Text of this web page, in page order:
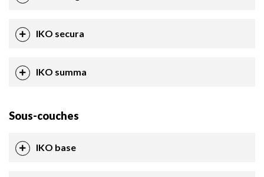
IKO secura
IKO summa
Sous-couches
IKO base